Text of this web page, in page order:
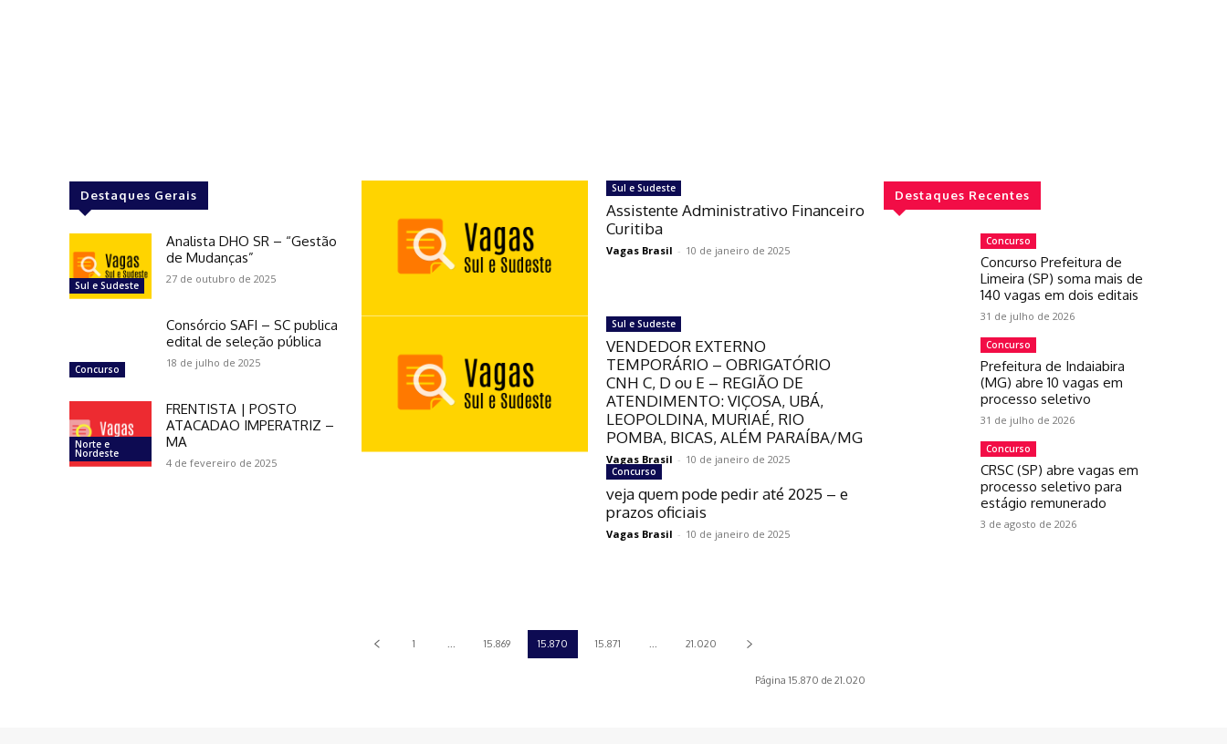
Destaques Gerais
Sul e Sudeste
Analista DHO SR – “Gestão
de Mudanças”
27 de outubro de 2025
Concurso
Consórcio SAFI – SC publica
edital de seleção pública
18 de julho de 2025
Norte e
Nordeste
FRENTISTA | POSTO
ATACADAO IMPERATRIZ –
MA
4 de fevereiro de 2025
Sul e Sudeste
Assistente Administrativo Financeiro
Curitiba
Vagas Brasil - 10 de janeiro de 2025
Sul e Sudeste
VENDEDOR EXTERNO
TEMPORÁRIO – OBRIGATÓRIO
CNH C, D ou E – REGIÃO DE
ATENDIMENTO: VIÇOSA, UBÁ,
LEOPOLDINA, MURIAÉ, RIO
POMBA, BICAS, ALÉM PARAÍBA/MG
Vagas Brasil - 10 de janeiro de 2025
Concurso
veja quem pode pedir até 2025 – e
prazos oficiais
Vagas Brasil - 10 de janeiro de 2025
1 ... 15.869 15.870 15.871 ... 21.020
Página 15.870 de 21.020
Destaques Recentes
Concurso
Concurso Prefeitura de
Limeira (SP) soma mais de
140 vagas em dois editais
31 de julho de 2026
Concurso
Prefeitura de Indaiabira
(MG) abre 10 vagas em
processo seletivo
31 de julho de 2026
Concurso
CRSC (SP) abre vagas em
processo seletivo para
estágio remunerado
3 de agosto de 2026